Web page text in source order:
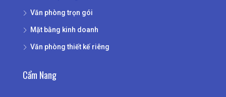
Văn phòng trọn gói
Mặt bằng kinh doanh
Văn phòng thiết kế riêng
Cẩm Nang